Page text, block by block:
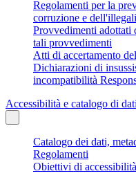
Regolamenti per la
corruzione e
Provvedimenti adottati
tali provvedimenti
Atti di accertamento
Dichiarazioni di
incompatibilità
Accessibilità e catalogo di
Catalogo dei dati,
Regolamenti
Obiettivi di accessibilità